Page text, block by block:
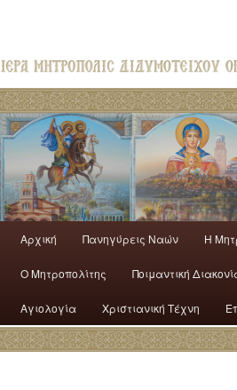
Αρχική Πανηγύρεις Ναών H
Ο Mητροπολίτης Ποιμαντική
Αγιολογία Χριστιανική Τέχνη